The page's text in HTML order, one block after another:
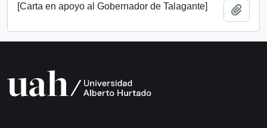
[Carta en apoyo al Gobernador de Talagante]